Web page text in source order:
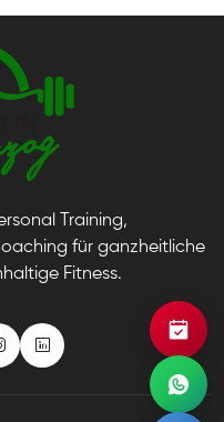
Training,
für ganzheitliche
Fitness.